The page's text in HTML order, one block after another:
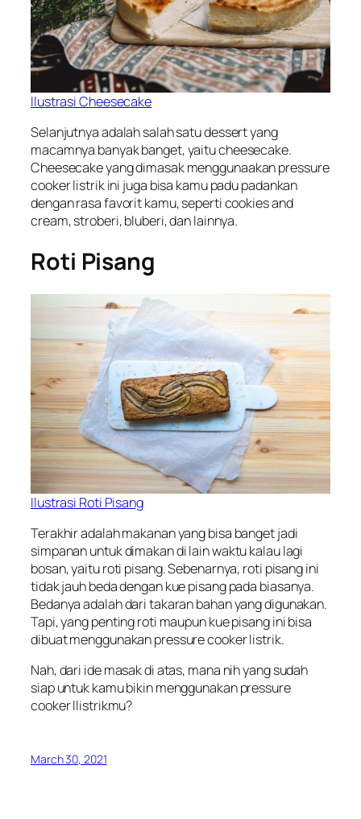
Ilustrasi Cheesecake
Selanjutnya adalah salah satu dessert yang
macamnya banyak banget, yaitu cheesecake.
Cheesecake yang dimasak menggunaakan pressure
cooker listrik ini juga bisa kamu padu padankan
dengan rasa favorit kamu, seperti cookies and
cream, stroberi, bluberi, dan lainnya.
Roti Pisang
Ilustrasi Roti Pisang
Terakhir adalah makanan yang bisa banget jadi
simpanan untuk dimakan di lain waktu kalau lagi
bosan, yaitu roti pisang. Sebenarnya, roti pisang ini
tidak jauh beda dengan kue pisang pada biasanya.
Bedanya adalah dari takaran bahan yang digunakan.
Tapi, yang penting roti maupun kue pisang ini bisa
dibuat menggunakan pressure cooker listrik.
Nah, dari ide masak di atas, mana nih yang sudah
siap untuk kamu bikin menggunakan pressure
cooker llistrikmu?
March 30, 2021